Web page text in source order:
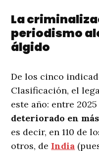
La
periodismo
álgido
De los cinco
Clasificación, el
este año: entre 2025
deteriorado en
es decir, en 110 de
otros, de India